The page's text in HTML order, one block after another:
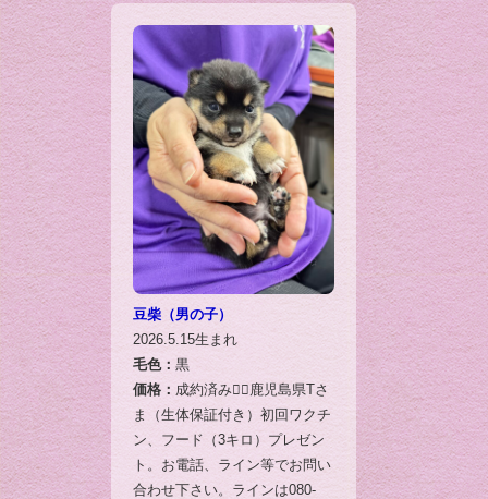
豆柴（男の子）
2026.5.15生まれ
毛色： 黒
価格： 成約済み🙇‍♂️鹿児島県Tさ
ま（生体保証付き）初回ワクチ
ン、フード（3キロ）プレゼン
ト。お電話、ライン等でお問い
合わせ下さい。ラインは080-